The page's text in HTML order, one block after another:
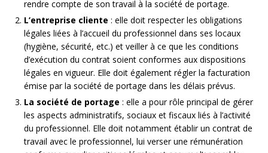
rendre compte de son travail à la société de portage.
L’entreprise cliente : elle doit respecter les obligations
légales liées à l’accueil du professionnel dans ses locaux
(hygiène, sécurité, etc.) et veiller à ce que les conditions
d’exécution du contrat soient conformes aux dispositions
légales en vigueur. Elle doit également régler la facturation
émise par la société de portage dans les délais prévus.
La société de portage : elle a pour rôle principal de gérer
les aspects administratifs, sociaux et fiscaux liés à l’activité
du professionnel. Elle doit notamment établir un contrat de
travail avec le professionnel, lui verser une rémunération